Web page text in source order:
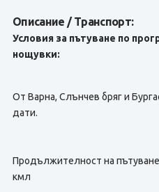
Описание / Транспорт:
Условия за пътуване по
нощувки:
От Варна, Слънчев бряг и
дати.
Продължителност на
кмл